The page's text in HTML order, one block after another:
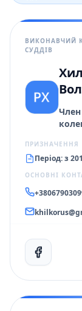
ВИКОНАВЧИЙ
СУДДІВ
Член
ПРИЗНАЧЕННЯ
Період: з
ОСНОВНІ